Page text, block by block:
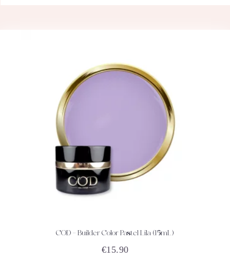
ACHETEZ DÉTAILS
COD – Builder Color Pastel Lila (15mL)
€15.90